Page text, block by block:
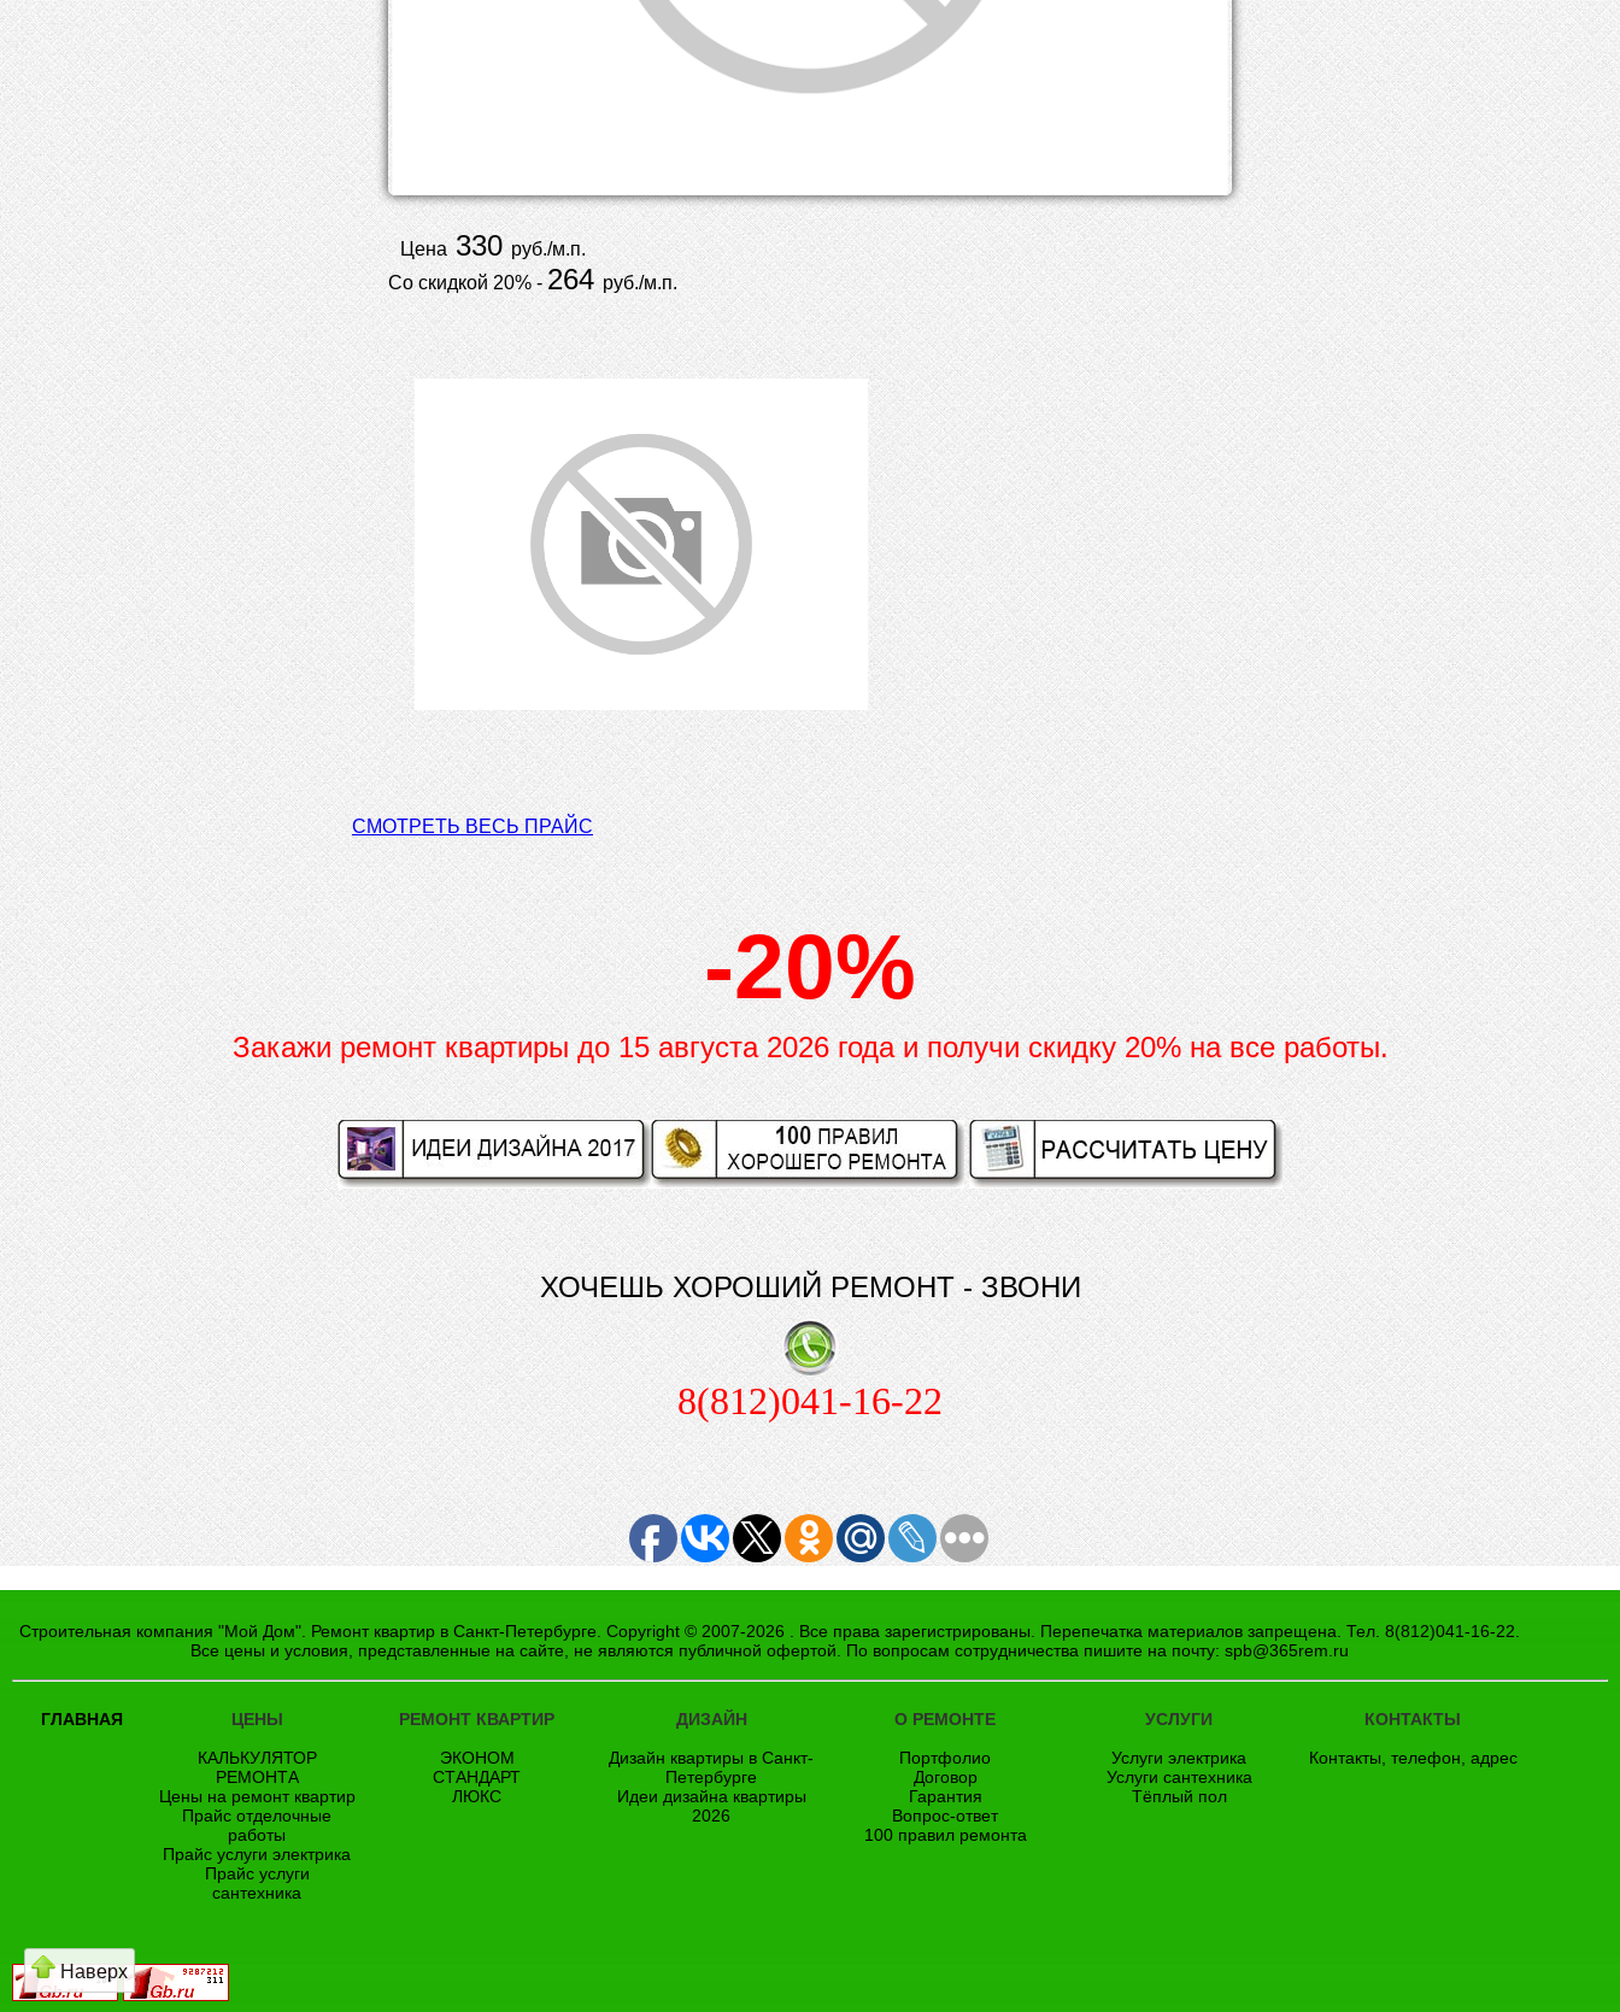
Цена330руб./м.п.
Со скидкой 20% -264 руб./м.п.
СМОТРЕТЬ ВЕСЬ ПРАЙС
-20%
Закажи ремонт квартиры до15 августа 2026 года и получи скидку 20% на все работы.
ХОЧЕШЬ ХОРОШИЙ РЕМОНТ - ЗВОНИ
8(812)041-16-22
Строительная компания "Мой Дом". Ремонт квартир в Санкт-Петербурге. Copyright © 2007-2026 . Все права зарегистрированы. Перепечатка материалов запрещена. Тел. 8(812)041-16-22.
Все цены и условия, представленные на сайте, не являются публичной офертой. По вопросам сотрудничества пишите на почту:spb@365rem.ru
ГЛАВНАЯ
ЦЕНЫ
КАЛЬКУЛЯТОР
РЕМОНТА
Цены на ремонт квартир
Прайс отделочные
работы
Прайс услуги электрика
Прайс услуги
сантехника
РЕМОНТ КВАРТИР
ЭКОНОМ
СТАНДАРТ
ЛЮКС
ДИЗАЙН
Дизайн квартиры в Санкт-
Петербурге
Идеи дизайна квартиры
2026
О РЕМОНТЕ
Портфолио
Договор
Гарантия
Вопрос-ответ
100 правил ремонта
УСЛУГИ
Услуги электрика
Услуги сантехника
Тёплый пол
КОНТАКТЫ
Контакты, телефон, адрес
Наверх